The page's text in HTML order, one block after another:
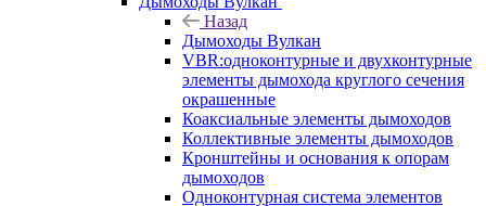
Назад
Дымоходы Вулкан
VBR:одноконтурные и двухконтурные
элементы дымохода круглого сечения
окрашенные
Коаксиальные элементы дымоходов
Коллективные элементы дымоходов
Кронштейны и основания к опорам
дымоходов
Одноконтурная система элементов